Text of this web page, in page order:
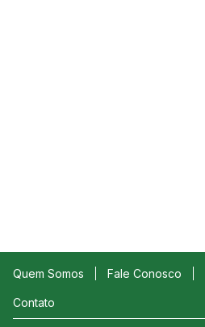
Quem Somos Fale Conosco
Contato